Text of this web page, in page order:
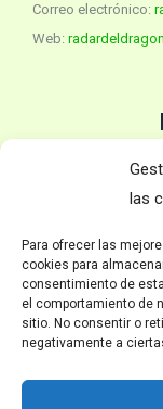
las
Para ofrecer las
cookies para
consentimiento de
el comportamiento de
sitio. No consentir o
negativamente a
Correo electrónico:
Web: